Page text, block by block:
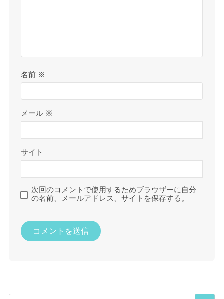
名前 ※
メール ※
サイト
次回のコメントで使用するためブラウザーに自分
の名前、メールアドレス、サイトを保存する。